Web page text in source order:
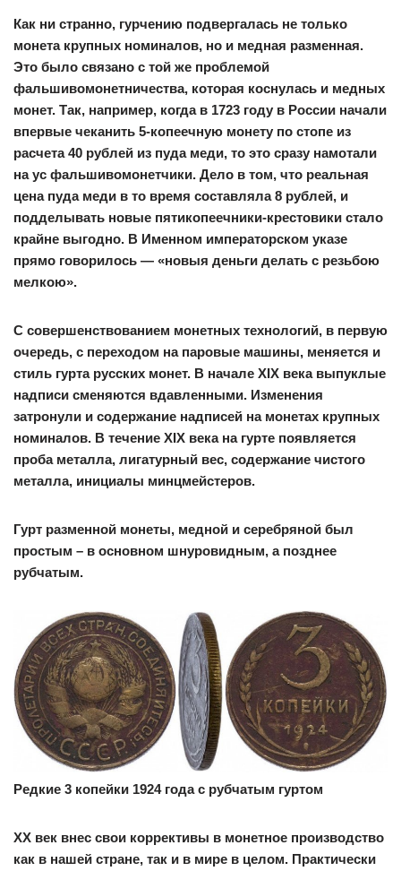
Как ни странно, гурчению подвергалась не только
монета крупных номиналов, но и медная разменная.
Это было связано с той же проблемой
фальшивомонетничества, которая коснулась и медных
монет. Так, например, когда в 1723 году в России начали
впервые чеканить 5-копеечную монету по стопе из
расчета 40 рублей из пуда меди, то это сразу намотали
на ус фальшивомонетчики. Дело в том, что реальная
цена пуда меди в то время составляла 8 рублей, и
подделывать новые пятикопеечники-крестовики стало
крайне выгодно. В Именном императорском указе
прямо говорилось — «новыя деньги делать с резьбою
мелкою».
С совершенствованием монетных технологий, в первую
очередь, с переходом на паровые машины, меняется и
стиль гурта русских монет. В начале XIX века выпуклые
надписи сменяются вдавленными. Изменения
затронули и содержание надписей на монетах крупных
номиналов. В течение XIX века на гурте появляется
проба металла, лигатурный вес, содержание чистого
металла, инициалы минцмейстеров.
Гурт разменной монеты, медной и серебряной был
простым – в основном шнуровидным, а позднее
рубчатым.
Редкие 3 копейки 1924 года с рубчатым гуртом
XX век внес свои коррективы в монетное производство
как в нашей стране, так и в мире в целом. Практически